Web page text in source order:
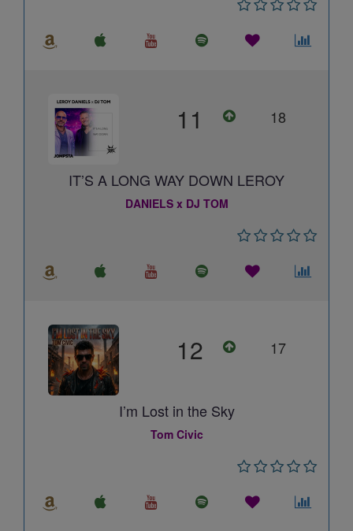
11 18
IT’S A LONG WAY DOWN LEROY
DANIELS x DJ TOM
12 17
I’m Lost in the Sky
Tom Civic